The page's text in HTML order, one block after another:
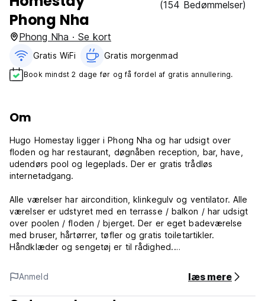
Phong Nha
(154 Bedømmelser)
Phong Nha · Se kort
Gratis WiFi Gratis morgenmad‎
Book mindst 2 dage før og få fordel af gratis annullering.
Om
Hugo Homestay ligger i Phong Nha og har udsigt over
floden og har restaurant, døgnåben reception, bar, have,
udendørs pool og legeplads. Der er gratis trådløs
internetadgang.
Alle værelser har aircondition, klinkegulv og ventilator. Alle
værelser er udstyret med en terrasse / balkon / har udsigt
over poolen / floden / bjerget. Der er eget badeværelse
med bruser, hårtørrer, tøfler og gratis toiletartikler.
Håndklæder og sengetøj er til rådighed.
Gæsterne kan nyde gratis brug af cykler til at udforske
området om natten. Homestay tilbyder motorcykeludlejning
og biludlejning, udflugter, tøjvask og billetservice.
Anmeld læs mere